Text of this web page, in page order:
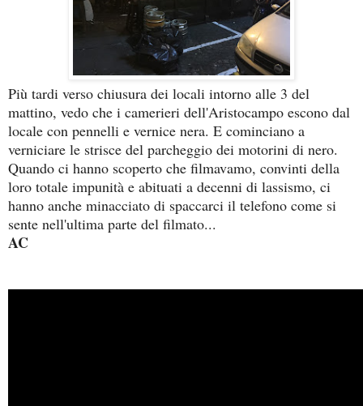
Più tardi verso chiusura dei locali intorno alle 3 del
mattino, vedo che i camerieri dell'Aristocampo escono dal
locale con pennelli e vernice nera. E cominciano a
verniciare le strisce del parcheggio dei motorini di nero.
Quando ci hanno scoperto che filmavamo, convinti della
loro totale impunità e abituati a decenni di lassismo, ci
hanno anche minacciato di spaccarci il telefono come si
sente nell'ultima parte del filmato...
AC